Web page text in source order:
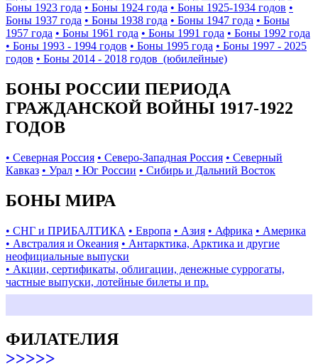
Боны 1923 года • Боны 1924 года • Боны 1925-1934 годов •
Боны 1937 года • Боны 1938 года • Боны 1947 года • Боны
1957 года • Боны 1961 года • Боны 1991 года • Боны 1992 года
• Боны 1993 - 1994 годов • Боны 1995 года • Боны 1997 - 2025
годов • Боны 2014 - 2018 годов (юбилейные)
БОНЫ РОССИИ ПЕРИОДА
ГРАЖДАНСКОЙ ВОЙНЫ 1917-1922
ГОДОВ
• Северная Россия • Северо-Западная Россия • Северный
Кавказ • Урал • Юг России • Сибирь и Дальний Восток
БОНЫ МИРА
• СНГ и ПРИБАЛТИКА • Европа • Азия • Африка • Америка
• Австралия и Океания • Антарктика, Арктика и другие
неофициальные выпуски
• Акции, сертификаты, облигации, денежные суррогаты,
частные выпуски, лотейные билеты и пр.
ФИЛАТЕЛИЯ
>>>>>